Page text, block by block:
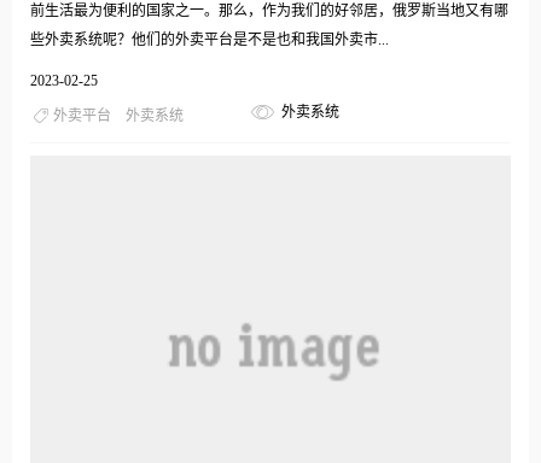
前生活最为便利的国家之一。那么，作为我们的好邻居，俄罗斯当地又有哪
些外卖系统呢？他们的外卖平台是不是也和我国外卖市...
2023-02-25
外卖平台 外卖系统 外卖系统